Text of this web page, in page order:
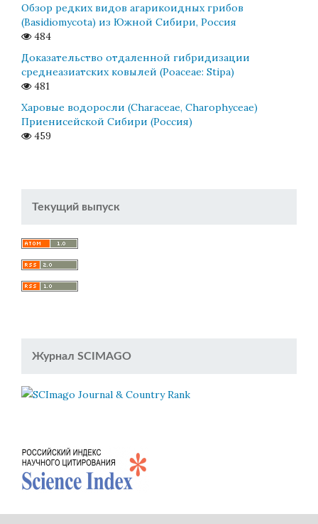
Обзор редких видов агарикоидных грибов
(Basidiomycota) из Южной Сибири, Россия
484
Доказательство отдаленной гибридизации
среднеазиатских ковылей (Poaceae: Stipa)
481
Харовые водоросли (Characeae, Charophyceae)
Приенисейской Сибири (Россия)
459
Текущий выпуск
Журнал SCIMAGO